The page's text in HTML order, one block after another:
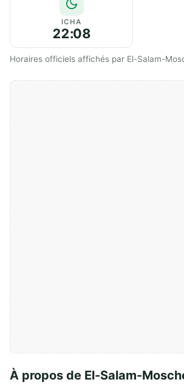
ICHA
22:08
Horaires officiels affichés par El-Salam-
À propos de El-Salam-